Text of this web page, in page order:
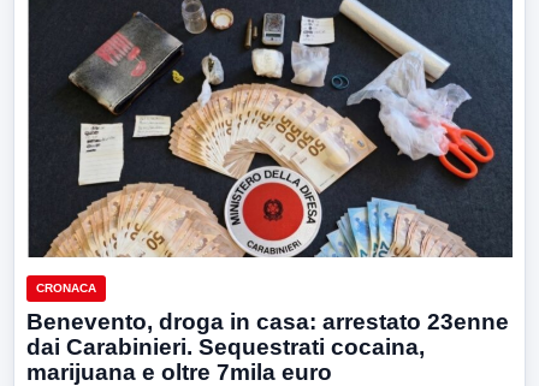
CRONACA
Benevento, droga in casa: arrestato 23enne
dai Carabinieri. Sequestrati cocaina,
marijuana e oltre 7mila euro